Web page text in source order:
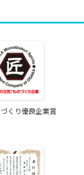
くり優良企業賞